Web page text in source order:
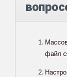
файл